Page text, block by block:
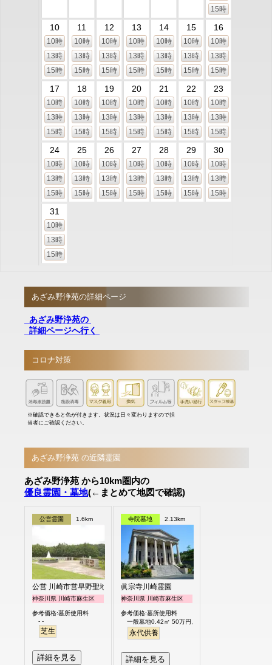
15時
10
10時
13時
15時
11
10時
13時
15時
12
10時
13時
15時
13
10時
13時
15時
14
10時
13時
15時
15
10時
13時
15時
16
10時
13時
15時
17
10時
13時
15時
18
10時
13時
15時
19
10時
13時
15時
20
10時
13時
15時
21
10時
13時
15時
22
10時
13時
15時
23
10時
13時
15時
24
10時
13時
15時
25
10時
13時
15時
26
10時
13時
15時
27
10時
13時
15時
28
10時
13時
15時
29
10時
13時
15時
30
10時
13時
15時
31
10時
13時
15時
あざみ野浄苑の詳細ページ
あざみ野浄苑の
詳細ページへ行く
コロナ対策
※確認できると色が付きます。状況は日々変わりますので担
当者にご確認ください。
あざみ野浄苑 の近隣霊園
あざみ野浄苑 から10km圏内の
優良霊園・墓地(←まとめて地図で確認)
公営霊園 1.6km
公営 川崎市営早野聖地公園
神奈川県 川崎市麻生区
参考価格:墓所使用料
- -
芝生
詳細を見る
寺院墓地 2.13km
眞宗寺川崎霊園
神奈川県 川崎市麻生区
参考価格:墓所使用料
一般墓地0.42㎡ 50万円より
永代供養
詳細を見る